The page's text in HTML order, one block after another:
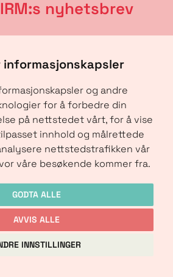
informasjonskapsler
og andre
for å forbedre din
på nettstedet vårt, for å vise
innhold og målrettede
nettstedstrafikken vår
våre besøkende kommer fra.
GODTA ALLE
AVVIS ALLE
INNSTILLINGER
nyhetsbrev
© IRM-Media 2024